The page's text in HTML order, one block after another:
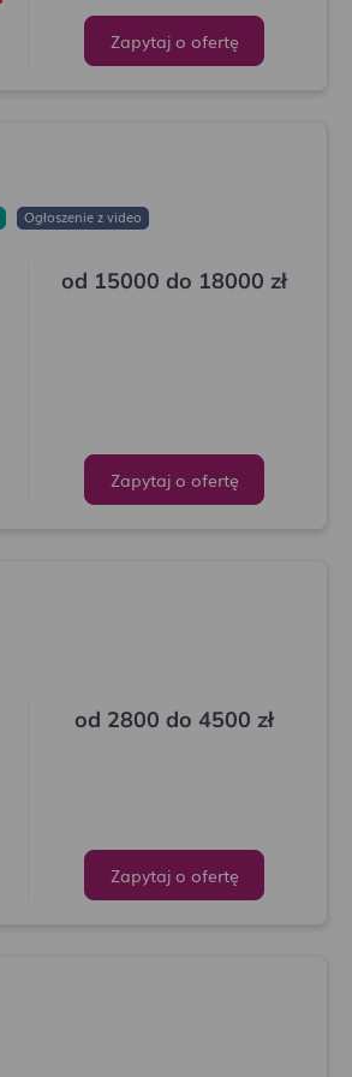
Zapytaj o ofertę
Ogłoszenie z video
od 15000do 18000 zł
Zapytaj o ofertę
od 2800do 4500 zł
Zapytaj o ofertę